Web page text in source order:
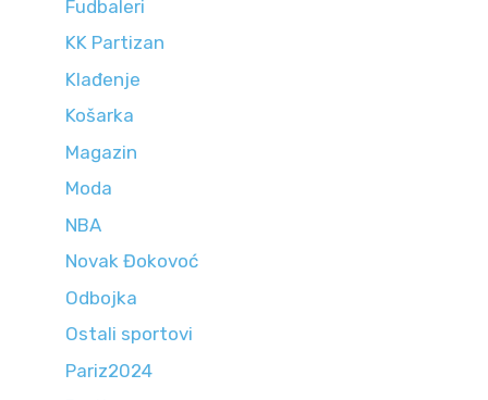
Fudbaleri
KK Partizan
Klađenje
Košarka
Magazin
Moda
NBA
Novak Đokovoć
Odbojka
Ostali sportovi
Pariz2024